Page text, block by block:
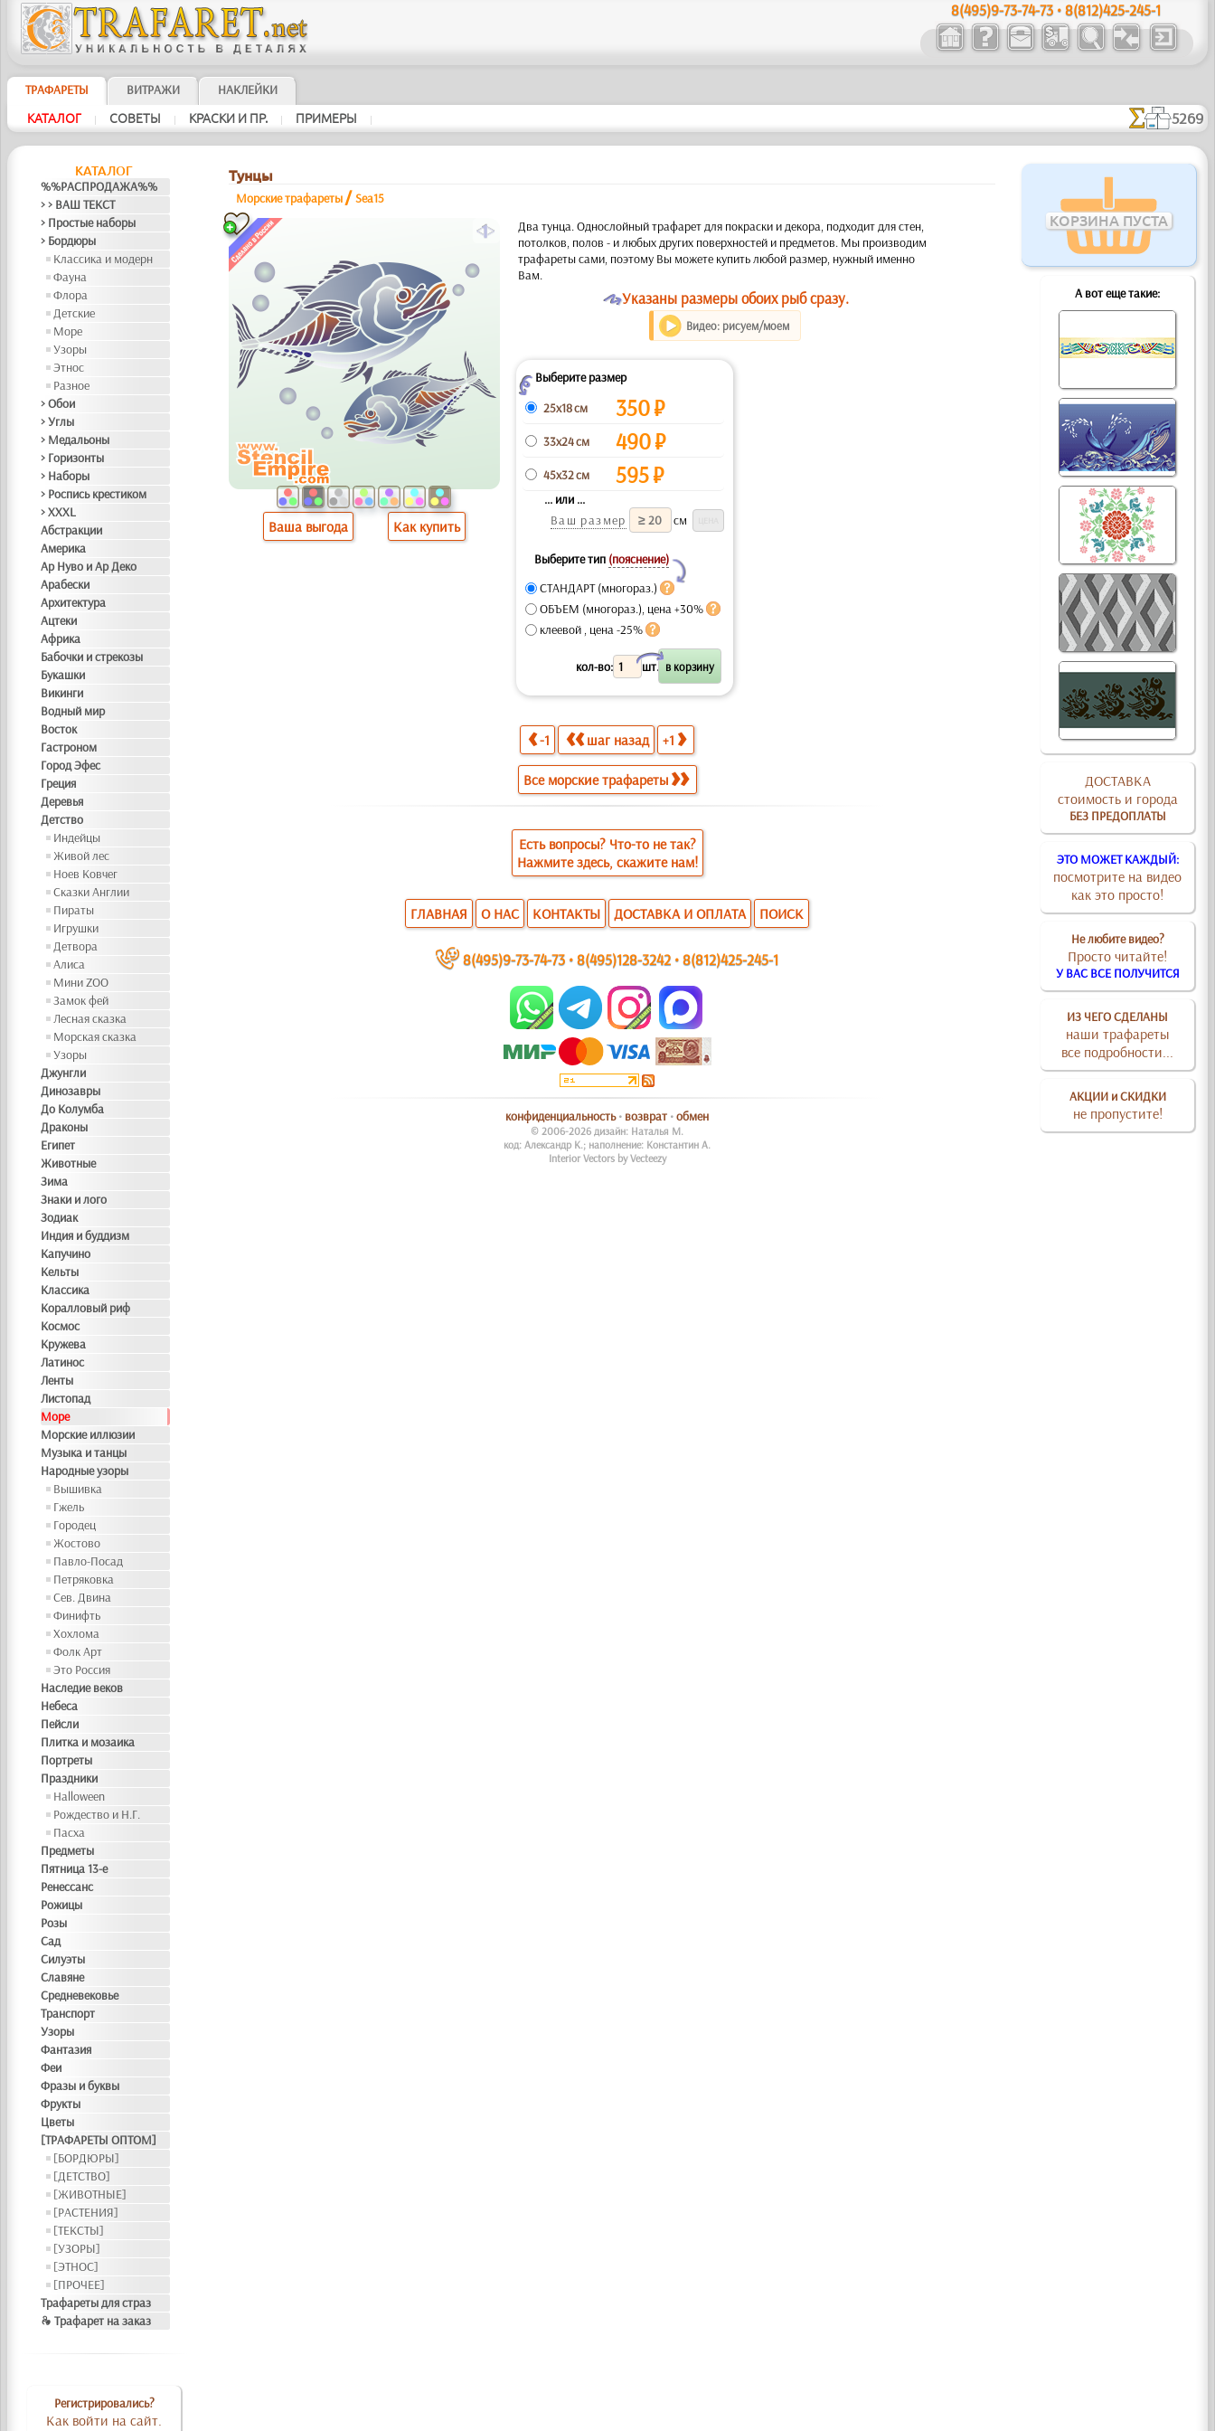
8(495)9-73-74-73 • 8(812)425-245-1
ТРАФАРЕТЫ ВИТРАЖИ НАКЛЕЙКИ
КАТАЛОГ | СОВЕТЫ | КРАСКИ И ПР. | ПРИМЕРЫ | 5269
КАТАЛОГ
%%РАСПРОДАЖА%%
> > ВАШ ТЕКСТ
> Простые наборы
> Бордюры
Классика и модерн
Фауна
Флора
Детские
Море
Узоры
Этнос
Разное
> Обои
> Углы
> Медальоны
> Горизонты
> Наборы
> Роспись крестиком
> XXXL
Абстракции
Америка
Ар Нуво и Ар Деко
Арабески
Архитектура
Ацтеки
Африка
Бабочки и стрекозы
Букашки
Викинги
Водный мир
Восток
Гастроном
Город Эфес
Греция
Деревья
Детство
Индейцы
Живой лес
Ноев Ковчег
Сказки Англии
Пираты
Игрушки
Детвора
Алиса
Мини ZOO
Замок фей
Лесная сказка
Морская сказка
Узоры
Джунгли
Динозавры
До Колумба
Драконы
Египет
Животные
Зима
Знаки и лого
Зодиак
Индия и буддизм
Капучино
Кельты
Классика
Коралловый риф
Космос
Кружева
Латинос
Ленты
Листопад
Море
Морские иллюзии
Музыка и танцы
Народные узоры
Вышивка
Гжель
Городец
Жостово
Павло-Посад
Петряковка
Сев. Двина
Финифть
Хохлома
Фолк Арт
Это Россия
Наследие веков
Небеса
Пейсли
Плитка и мозаика
Портреты
Праздники
Halloween
Рождество и Н.Г.
Пасха
Предметы
Пятница 13-е
Ренессанс
Рожицы
Розы
Сад
Силуэты
Славяне
Средневековье
Транспорт
Узоры
Фантазия
Феи
Фразы и буквы
Фрукты
Цветы
[ТРАФАРЕТЫ ОПТОМ]
[БОРДЮРЫ]
[ДЕТСТВО]
[ЖИВОТНЫЕ]
[РАСТЕНИЯ]
[ТЕКСТЫ]
[УЗОРЫ]
[ЭТНОС]
[ПРОЧЕЕ]
Трафареты для страз
❧ Трафарет на заказ
Регистрировались?
Как войти на сайт.
КОРЗИНА ПУСТА
А вот еще такие:
ДОСТАВКА
стоимость и города
БЕЗ ПРЕДОПЛАТЫ
ЭТО МОЖЕТ КАЖДЫЙ:
посмотрите на видео
как это просто!
Не любите видео?
Просто читайте!
У ВАС ВСЕ ПОЛУЧИТСЯ
ИЗ ЧЕГО СДЕЛАНЫ
наши трафареты
все подробности...
АКЦИИ и СКИДКИ
не пропустите!
Тунцы
Морские трафареты /Sea15
a
Ваша выгода Как купить
Два тунца. Однослойный трафарет для покраски и декора, подходит для стен,
потолков, полов - и любых других поверхностей и предметов. Мы производим
трафареты сами, поэтому Вы можете купить любой размер, нужный именно
Вам.
OУказаны размеры обоих рыб сразу.
Видео: рисуем/моем
ZВыберите размер
25x18 см
350₽
33x24 см 490₽
45x32 см 595₽
... или ...
Ваш размер
см
Выберите тип (пояснение)
Y
СТАНДАРТ (многораз.)
ОБЪЕМ (многораз.), цена +30%
клеевой , цена -25%
кол-во: шт.
X
-1 шаг назад +1
Все морские трафареты
Есть вопросы? Что-то не так?
Нажмите здесь, скажите нам!
ГЛАВНАЯ О НАС КОНТАКТЫ ДОСТАВКА И ОПЛАТА ПОИСК
~ 8(495)9-73-74-73 •8(495)128-3242 •8(812)425-245-1
конфиденциальность• возврат •обмен
© 2006-2026 дизайн: Наталья М.
код: Александр К.; наполнение: Константин А.
Interior Vectors by Vecteezy